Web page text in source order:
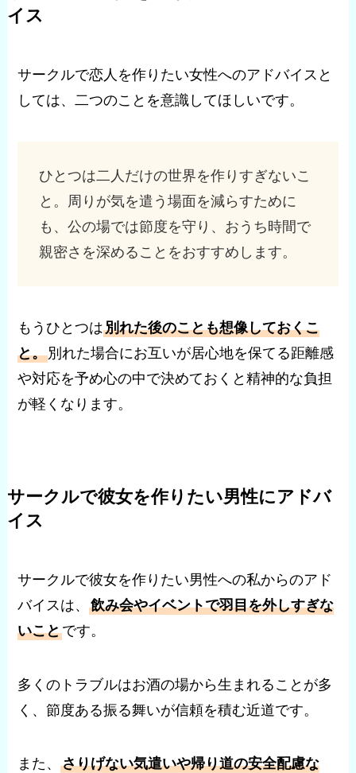
イス
サークルで恋人を作りたい女性へのアドバイスと
しては、二つのことを意識してほしいです。
ひとつは二人だけの世界を作りすぎないこ
と。周りが気を遣う場面を減らすために
も、公の場では節度を守り、おうち時間で
親密さを深めることをおすすめします。
もうひとつは別れた後のことも想像しておくこ
と。別れた場合にお互いが居心地を保てる距離感
や対応を予め心の中で決めておくと精神的な負担
が軽くなります。
サークルで彼女を作りたい男性にアドバ
イス
サークルで彼女を作りたい男性への私からのアド
バイスは、飲み会やイベントで羽目を外しすぎな
いことです。
多くのトラブルはお酒の場から生まれることが多
く、節度ある振る舞いが信頼を積む近道です。
また、さりげない気遣いや帰り道の安全配慮な